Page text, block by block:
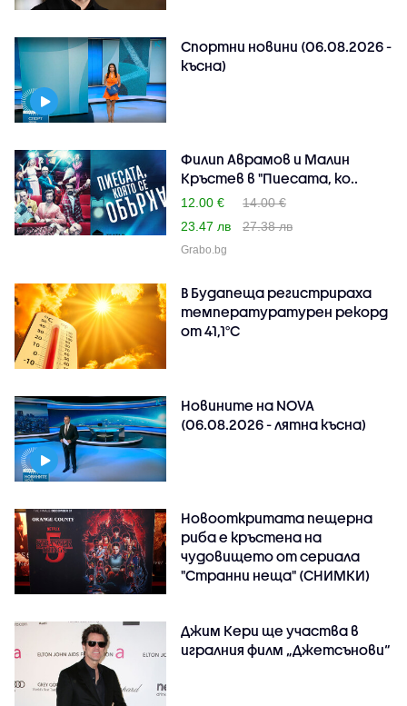
Спортни новини (06.08.2026 -
късна)
Филип Аврамов и Малин
Кръстев в "Пиесата, ко..
12.00 €
14.00 €
23.47 лв
27.38 лв
Grabo.bg
В Будапеща регистрираха
температуратурен рекорд
от 41,1°C
Новините на NOVA
(06.08.2026 - лятна късна)
Новооткритата пещерна
риба е кръстена на
чудовището от сериала
"Странни неща" (СНИМКИ)
Джим Кери ще участва в
игралния филм „Джетсънови“